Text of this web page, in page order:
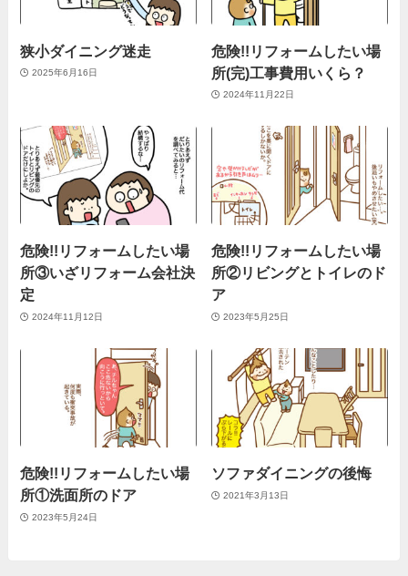
狭小ダイニング迷走
2025年6月16日
危険!!リフォームしたい場
所(完)工事費用いくら？
2024年11月22日
危険!!リフォームしたい場
所③いざリフォーム会社決
定
2024年11月12日
危険!!リフォームしたい場
所②リビングとトイレのド
ア
2023年5月25日
危険!!リフォームしたい場
所①洗面所のドア
2023年5月24日
ソファダイニングの後悔
2021年3月13日